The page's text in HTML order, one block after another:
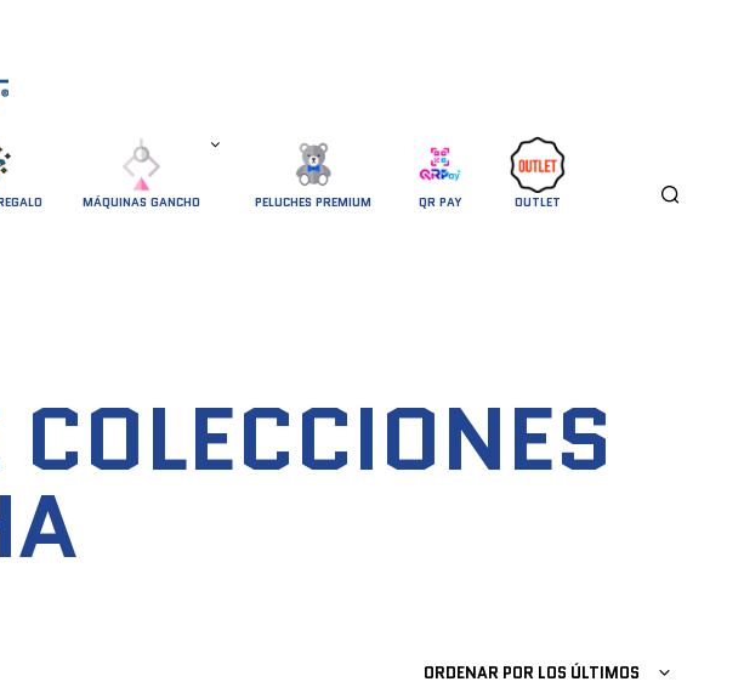
MÁQUINAS GANCHO PELUCHES PREMIUM QR PAY OUTLET
ORDENAR POR LOS ÚLTIMOS